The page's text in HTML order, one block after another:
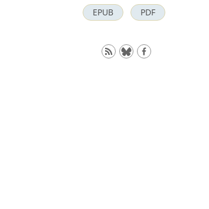
EPUB PDF